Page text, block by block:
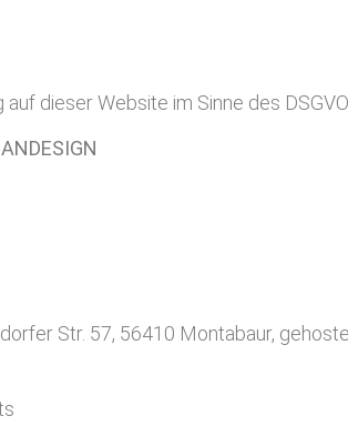
dieser Website im Sinne des
Str. 57, 56410 Montabaur,